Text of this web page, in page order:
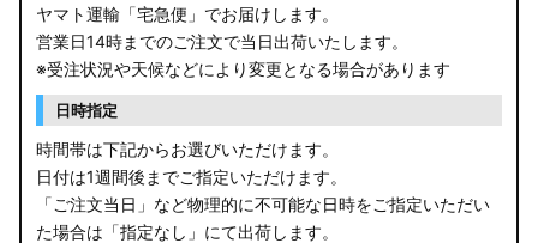
ヤマト運輸「宅急便」でお届けします。
営業日14時までのご注文で当日出荷いたします。
※受注状況や天候などにより変更となる場合があります
日時指定
時間帯は下記からお選びいただけます。
日付は1週間後までご指定いただけます。
「ご注文当日」など物理的に不可能な日時をご指定いただい
た場合は「指定なし」にて出荷します。